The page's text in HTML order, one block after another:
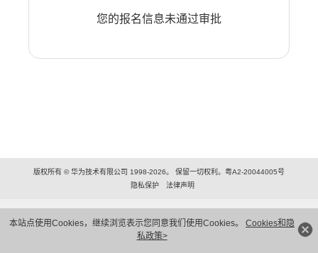
本站点使用Cookies，继续浏览表示您同意我们使用Cookies。 Cookies和隐
私政策>
您的报名信息未通过审批
版权所有 © 华为技术有限公司 1998-2026。 保留一切权利。粤A2-20044005号
隐私保护
法律声明